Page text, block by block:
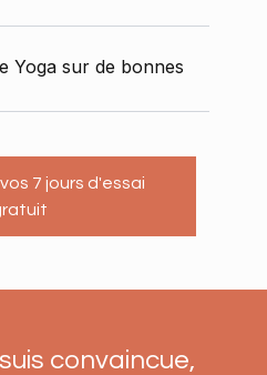
Yoga sur de bonnes
7 jours d'essai
convaincue,